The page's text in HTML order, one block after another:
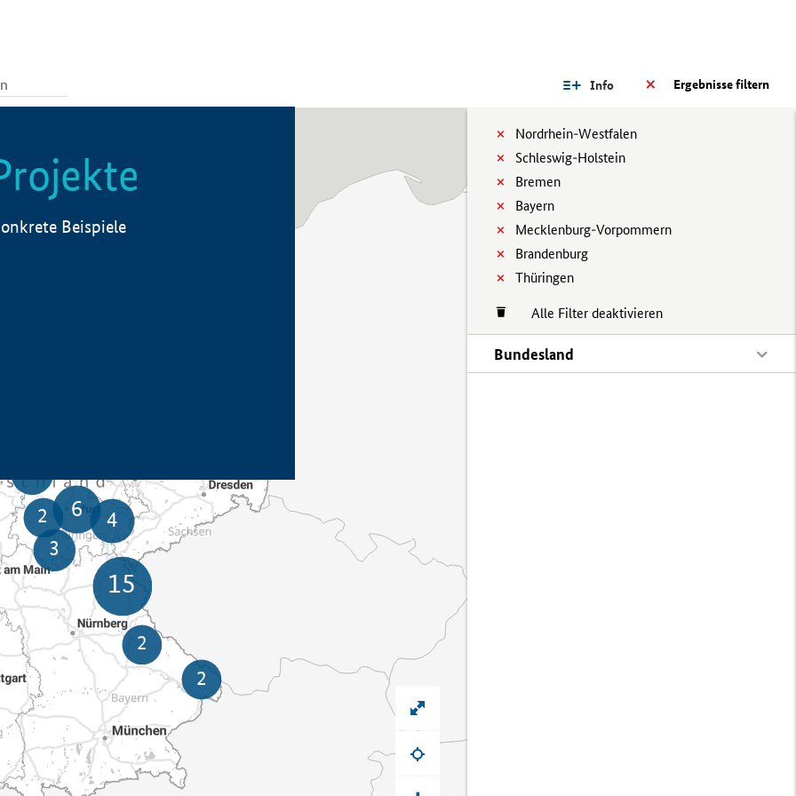
Ergebnisse filtern
Info
Nordrhein-Westfalen
Schleswig-Holstein
Bremen
Bayern
Mecklenburg-Vorpommern
Brandenburg
Thüringen
Alle Filter deaktivieren
Bundesland
Beispiele